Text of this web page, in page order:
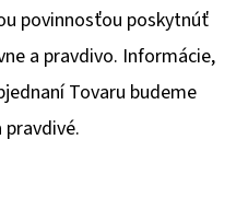
povinnosťou poskytnúť
a pravdivo. Informácie,
Tovaru budeme